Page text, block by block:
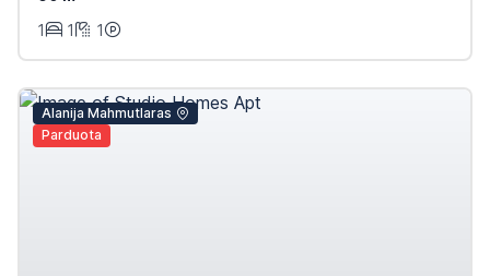
1
1 1
Alanija Mahmutlaras
Parduota